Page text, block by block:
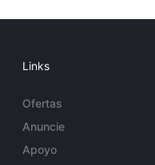
Links
Ofertas
Anuncie
Apoyo